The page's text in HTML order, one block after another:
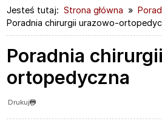
Jesteś tutaj: Strona główna
Poradnia chirurgii urazowo-
Poradnia
ortopedyczna
Drukuj